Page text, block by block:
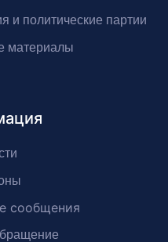
и политические партии
материалы
сообщения